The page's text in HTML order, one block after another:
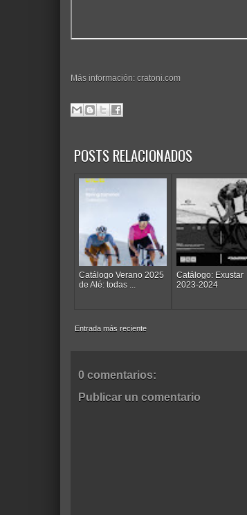
Más información: cratoni.com
POSTS RELACIONADOS
Catálogo Verano 2025
de Alé: todas ...
Catálogo: Exustar
2023-2024
Entrada más reciente
0 comentarios:
Publicar un comentario